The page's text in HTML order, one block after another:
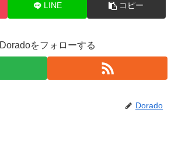
LINE コピー
Doradoをフォローする
Dorado